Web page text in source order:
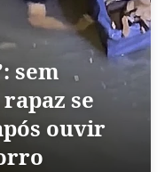
sem
se
ouvir